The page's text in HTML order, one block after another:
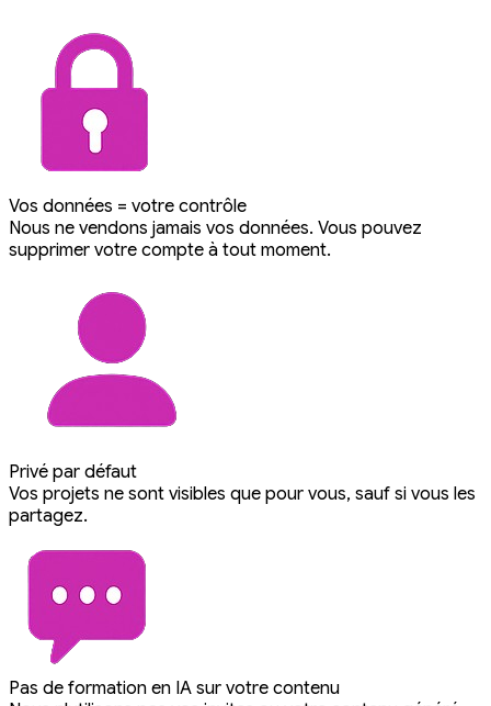
Vos données = votre contrôle
Nous ne vendons jamais vos données. Vous pouvez
supprimer votre compte à tout moment.
Privé par défaut
Vos projets ne sont visibles que pour vous, sauf si vous les
partagez.
Pas de formation en IA sur votre contenu